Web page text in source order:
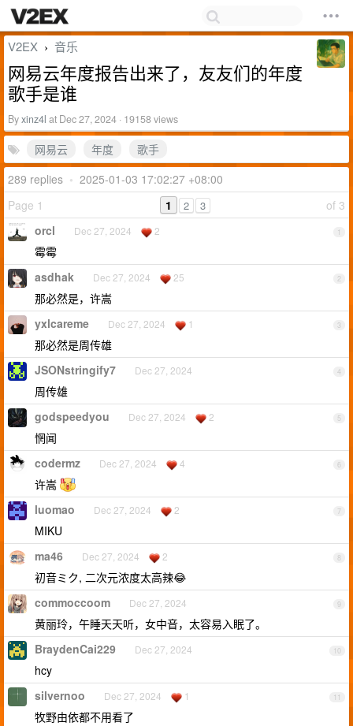
V2EX › 音乐
网易云年度报告出来了，友友们的年度
歌手是谁
Byxinz4l at Dec 27, 2024 · 19158 views
网易云 年度
歌手
289 replies • 2025-01-03 17:02:27 +08:00
Page 1
of 3
1 2 3
1
orcl Dec 27, 2024 2
霉霉
2
asdhak Dec 27, 2024 25
那必然是，许嵩
3
yxlcareme Dec 27, 2024 1
那必然是周传雄
4
JSONstringify7 Dec 27, 2024
周传雄
5
godspeedyou Dec 27, 2024 2
惘闻
6
codermz Dec 27, 2024 4
许嵩
7
luomao Dec 27, 2024 2
MIKU
8
ma46 Dec 27, 2024 2
初音ミク, 二次元浓度太高辣😂
9
commoccoom Dec 27, 2024
黄丽玲，午睡天天听，女中音，太容易入眠了。
10
BraydenCai229 Dec 27, 2024
hcy
11
silvernoo Dec 27, 2024 1
牧野由依都不用看了